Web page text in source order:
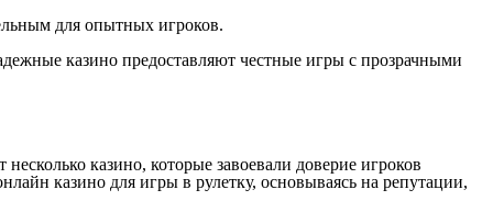
для опытных игроков.
казино предоставляют честные игры с прозрачными
казино, которые завоевали доверие игроков
казино для игры в рулетку, основываясь на репутации,